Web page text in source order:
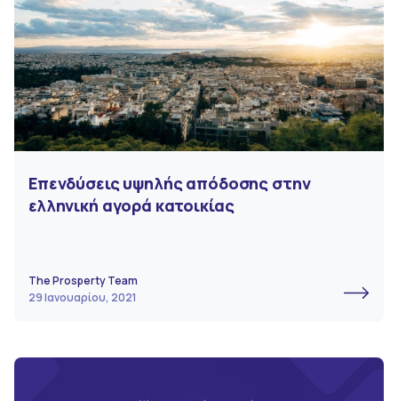
Επενδύσεις υψηλής απόδοσης στην
ελληνική αγορά κατοικίας
The Prosperty Team
29 Ιανουαρίου, 2021